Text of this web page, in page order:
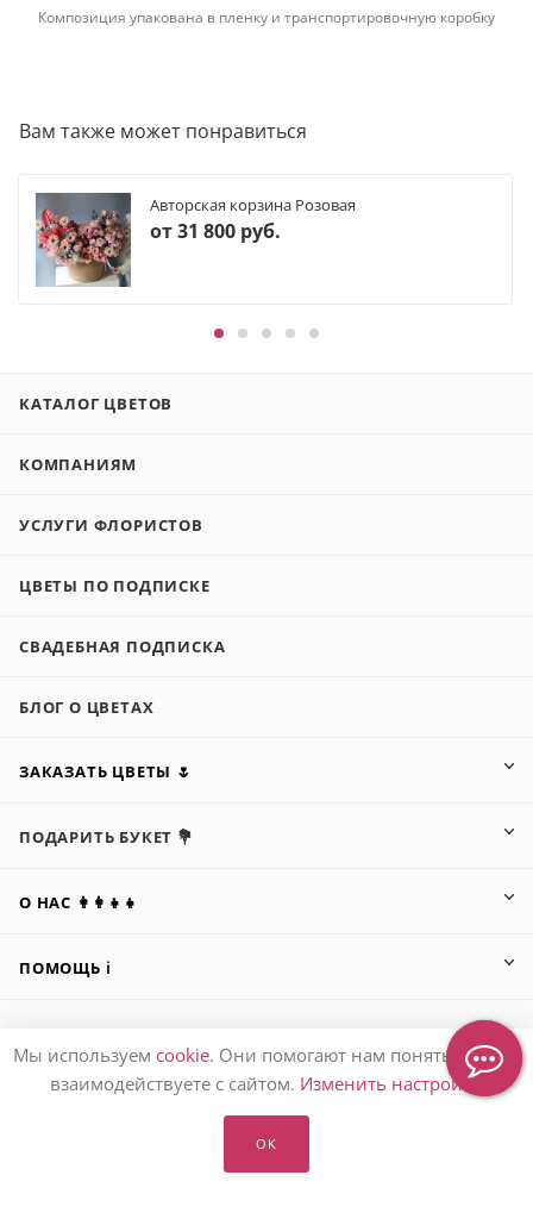
Композиция упакована в пленку и транспортировочную коробку
Вам также может понравиться
Авторская корзина Розовая
от31 800 руб.
КАТАЛОГ ЦВЕТОВ
КОМПАНИЯМ
УСЛУГИ ФЛОРИСТОВ
ЦВЕТЫ ПО ПОДПИСКЕ
СВАДЕБНАЯ ПОДПИСКА
БЛОГ О ЦВЕТАХ
ЗАКАЗАТЬ ЦВЕТЫ 🌷
ПОДАРИТЬ БУКЕТ 💐
О НАС 👩‍👩‍👧‍👧
ПОМОЩЬ ℹ️
ПОДПИСАТЬСЯ НА РАССЫЛКУ
Мы используем cookie. Они помогают нам понять, как вы
взаимодействуете с сайтом. Изменить настройки
ОК